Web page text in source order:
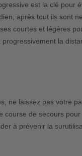
est la clé pour
après tout ils sont
courtes et légères
la
ne laissez pas votre
course de secours
à prévenir la